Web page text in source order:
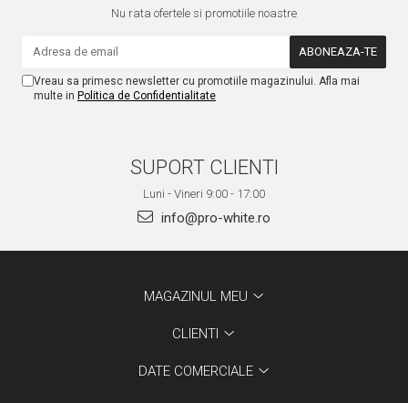
Nu rata ofertele si promotiile noastre
Vreau sa primesc newsletter cu promotiile magazinului. Afla mai
multe in Politica de Confidentialitate
SUPORT CLIENTI
Luni - Vineri 9:00 - 17:00
info@pro-white.ro
MAGAZINUL MEU
CLIENTI
DATE COMERCIALE